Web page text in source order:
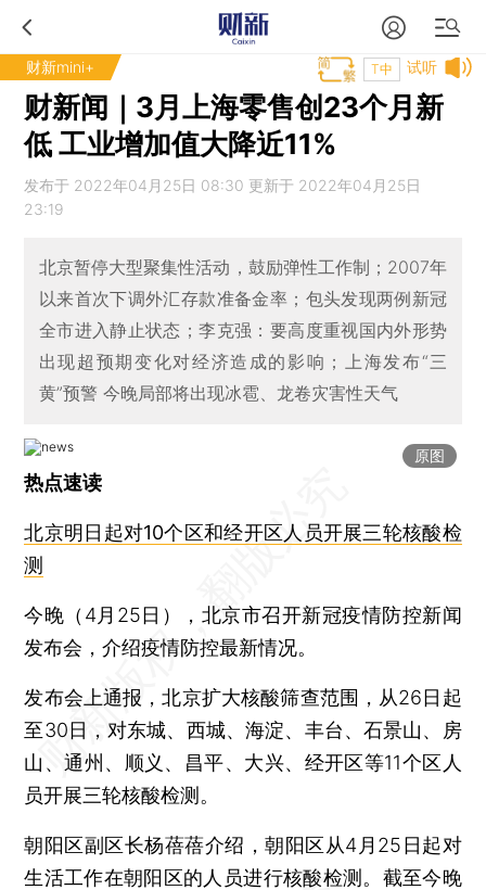
财新mini+ 试听
T中
财新闻｜3月上海零售创23个月新
低 工业增加值大降近11%
发布于 2022年04月25日 08:30 更新于 2022年04月25日
23:19
北京暂停大型聚集性活动，鼓励弹性工作制；2007年
以来首次下调外汇存款准备金率；包头发现两例新冠
全市进入静止状态；李克强：要高度重视国内外形势
出现超预期变化对经济造成的影响；上海发布“三
黄”预警 今晚局部将出现冰雹、龙卷灾害性天气
原图
热点速读
北京明日起对10个区和经开区人员开展三轮核酸检
测
今晚（4月25日），北京市召开新冠疫情防控新闻
发布会，介绍疫情防控最新情况。
发布会上通报，北京扩大核酸筛查范围，从26日起
至30日，对东城、西城、海淀、丰台、石景山、房
山、通州、顺义、昌平、大兴、经开区等11个区人
员开展三轮核酸检测。
朝阳区副区长杨蓓蓓介绍，朝阳区从4月25日起对
生活工作在朝阳区的人员进行核酸检测。截至今晚